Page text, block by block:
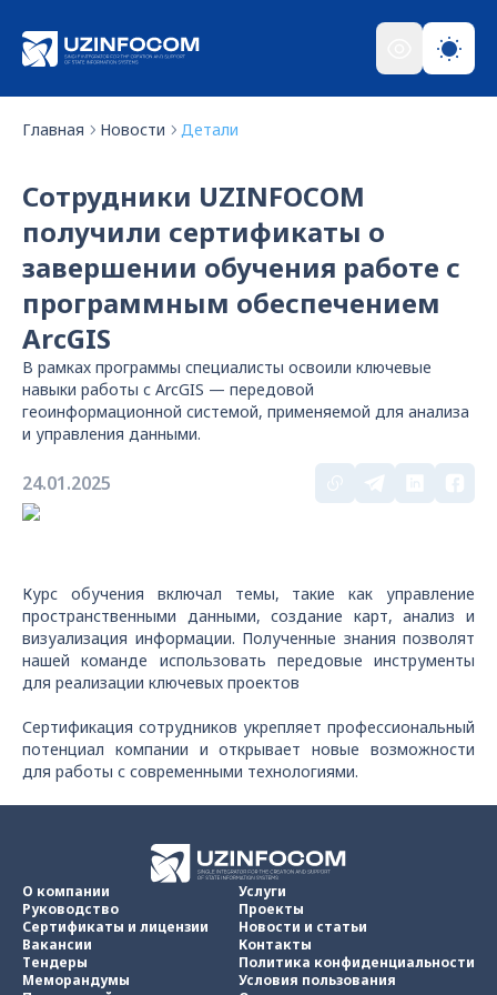
Главная Новости Детали
Сотрудники UZINFOCOM
получили сертификаты о
завершении обучения работе с
программным обеспечением
ArcGIS
В рамках программы специалисты освоили ключевые
навыки работы с ArcGIS — передовой
геоинформационной системой, применяемой для анализа
и управления данными.
24.01.2025
Курс обучения включал темы, такие как управление
пространственными данными, создание карт, анализ и
визуализация информации. Полученные знания позволят
нашей команде использовать передовые инструменты
для реализации ключевых проектов
Сертификация сотрудников укрепляет профессиональный
потенциал компании и открывает новые возможности
для работы с современными технологиями.
О компании
Руководство
Сертификаты и лицензии
Вакансии
Тендеры
Меморандумы
Услуги
Проекты
Новости и статьи
Контакты
Политика конфиденциальности
Условия пользования